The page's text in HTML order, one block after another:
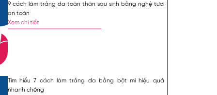
9 cách làm trắng da toàn thân sau sinh bằng nghệ tươi
an toàn
Xem chi tiết
Tìm hiểu 7 cách làm trắng da bằng bột mì hiệu quả
nhanh chóng